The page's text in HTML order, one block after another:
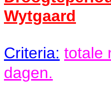
Wytgaard
Criteria: totale
dagen.